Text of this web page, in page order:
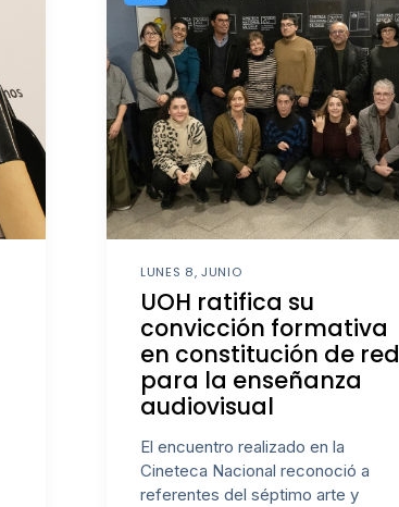
LUNES 8, JUNIO
UOH ratifica su
convicción formativa
en constitución de red
para la enseñanza
audiovisual
El encuentro realizado en la
Cineteca Nacional reconoció a
referentes del séptimo arte y